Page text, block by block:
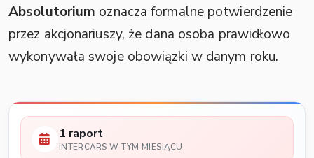
Absolutorium oznacza formalne potwierdzenie
przez akcjonariuszy, że dana osoba prawidłowo
wykonywała swoje obowiązki w danym roku.
1 raport
INTERCARS W TYM MIESIĄCU